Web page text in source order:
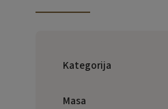
Kategorija
Masa